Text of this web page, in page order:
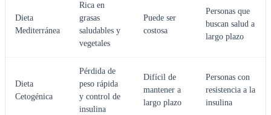
Dieta
Mediterránea
Rica en
grasas
saludables y
vegetales
Puede ser
costosa
Personas que
buscan salud a
largo plazo
Dieta
Cetogénica
Pérdida de
peso rápida
y control de
insulina
Difícil de
mantener a
largo plazo
Personas con
resistencia a la
insulina